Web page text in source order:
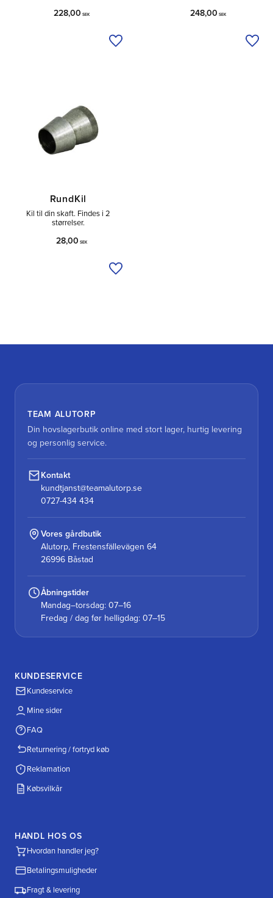
228,00 SEK
Tilføj til ønskeliste
248,00 SEK
RundKil
Kil til din skaft. Findes i 2
størrelser.
28,00 SEK
Tilføj til ønskeliste
TEAM ALUTORP
Din hovslagerbutik online med stort lager, hurtig levering
og personlig service.
Kontakt
kundtjanst@teamalutorp.se
0727-434 434
Vores gårdbutik
Alutorp, Frestensfällevägen 64
26996 Båstad
Åbningstider
Mandag–torsdag: 07–16
Fredag / dag før helligdag: 07–15
KUNDESERVICE
Kundeservice
Mine sider
FAQ
Returnering / fortryd køb
Reklamation
Købsvilkår
HANDL HOS OS
Hvordan handler jeg?
Betalingsmuligheder
Fragt & levering